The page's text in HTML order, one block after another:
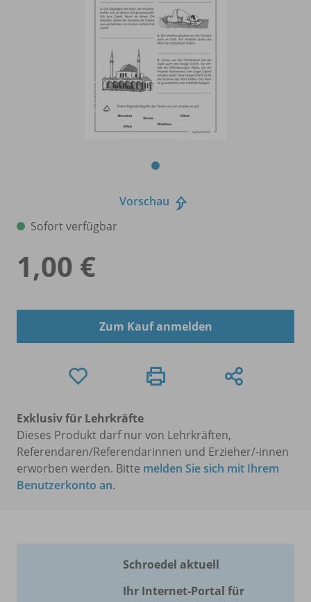
Vorschau
Sofort verfügbar
1,00 €
Zum Kauf anmelden
Exklusiv für Lehrkräfte
Dieses Produkt darf nur von Lehrkräften,
Referendaren/Referendarinnen und Erzieher/-innen
erworben werden. Bitte melden Sie sich mit Ihrem
Benutzerkonto an.
Schroedel aktuell
Ihr Internet-Portal für